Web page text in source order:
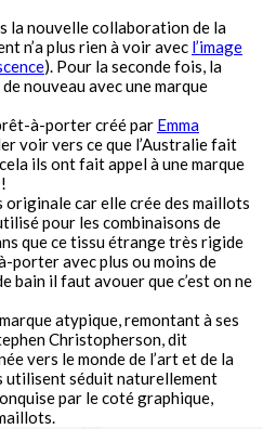
la nouvelle collaboration de la
n’a plus rien à voir avec l’image
). Pour la seconde fois, la
nouveau avec une marque
à-porter créé par Emma
voir vers ce que l’Australie fait
ils ont fait appel à une marque
car elle crée des maillots
pour les combinaisons de
que ce tissu étrange très rigide
porter avec plus ou moins de
bain il faut avouer que c’est on ne
atypique, remontant à ses
Christopherson, dit
vers le monde de l’art et de la
utilisent séduit naturellement
par le coté graphique,